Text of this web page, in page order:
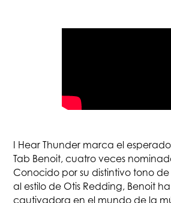
I Hear Thunder marca el
Tab Benoit, cuatro veces
Conocido por su distintivo tono
al estilo de Otis Redding, Benoit
cautivadora en el mundo de la